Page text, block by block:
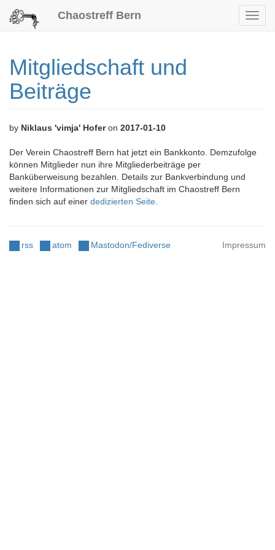
Chaostreff Bern
Mitgliedschaft und
Beiträge
by Niklaus 'vimja' Hoferon 2017-01-10
Der Verein Chaostreff Bern hat jetzt ein Bankkonto. Demzufolge
können Mitglieder nun ihre Mitgliederbeiträge per
Banküberweisung bezahlen. Details zur Bankverbindung und
weitere Informationen zur Mitgliedschaft im Chaostreff Bern
finden sich auf einer dedizierten Seite
rss atom Mastodon/Fediverse Impressum